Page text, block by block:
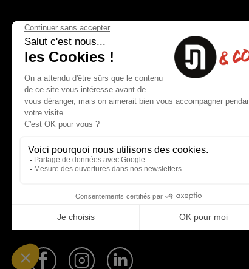
Nous contacter
8 rue du capitaine Jean Croisa
13009 Marseille
Blog